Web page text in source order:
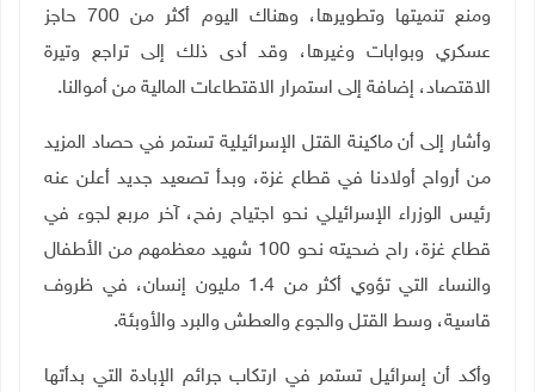
ومنع تنميتها وتطويرها، وهناك اليوم أكثر من 700 حاجز
عسكري وبوابات وغيرها، وقد أدى ذلك إلى تراجع وتيرة
الاقتصاد، إضافة إلى استمرار الاقتطاعات المالية من أموالنا.
وأشار إلى أن ماكينة القتل الإسرائيلية تستمر في حصاد المزيد
من أرواح أولادنا في قطاع غزة، وبدأ تصعيد جديد أعلن عنه
رئيس الوزراء الإسرائيلي نحو اجتياح رفح، آخر مربع لجوء في
قطاع غزة، راح ضحيته نحو 100 شهيد معظمهم من الأطفال
والنساء التي تؤوي أكثر من 1.4 مليون إنسان، في ظروف
قاسية، وسط القتل والجوع والعطش والبرد والأوبئة.
وأكد أن إسرائيل تستمر في ارتكاب جرائم الإبادة التي بدأتها